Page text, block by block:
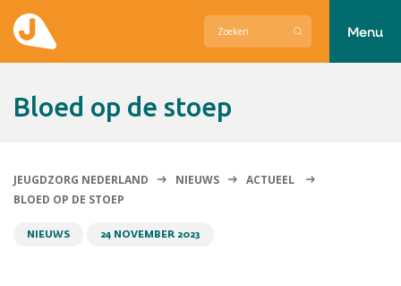
Hier zetten wij ons voor in
Menu
Bloed op de stoep
JEUGDZORG NEDERLAND NIEUWS
ACTUEEL
BLOED OP DE STOEP
NIEUWS 24 NOVEMBER 2023